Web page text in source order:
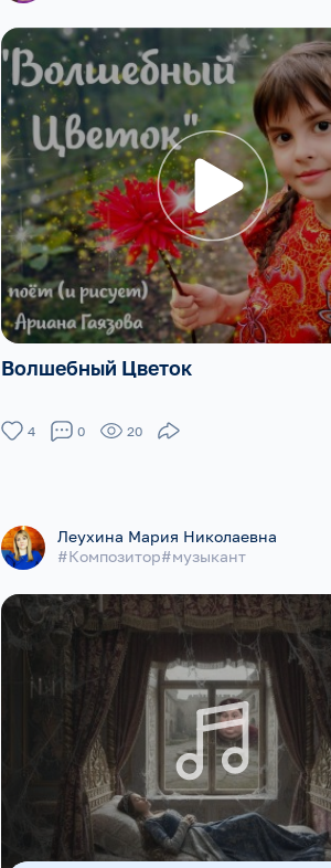
Волшебный Цветок
4 0 20
Леухина Мария Николаевна
#Композитор#музыкант